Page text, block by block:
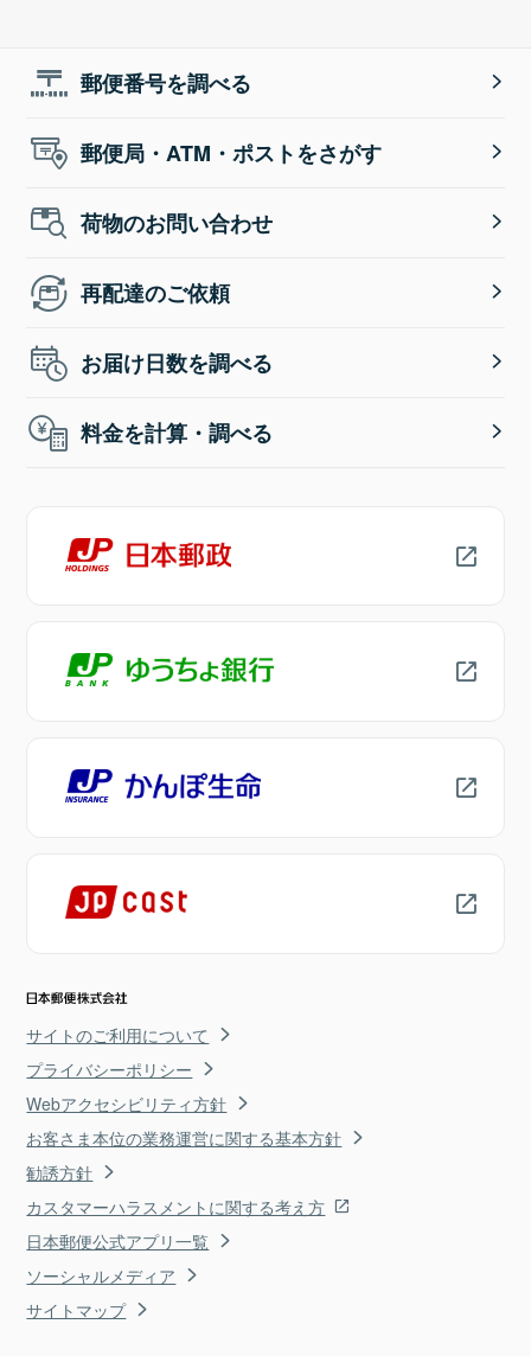
郵便番号を調べる
郵便局・ATM・ポストをさがす
荷物のお問い合わせ
再配達のご依頼
お届け日数を調べる
料金を計算・調べる
サイトのご利用について
プライバシーポリシー
Webアクセシビリティ方針
お客さま本位の業務運営に関する基本方針
勧誘方針
カスタマーハラスメントに関する考え方
日本郵便公式アプリ一覧
ソーシャルメディア
サイトマップ